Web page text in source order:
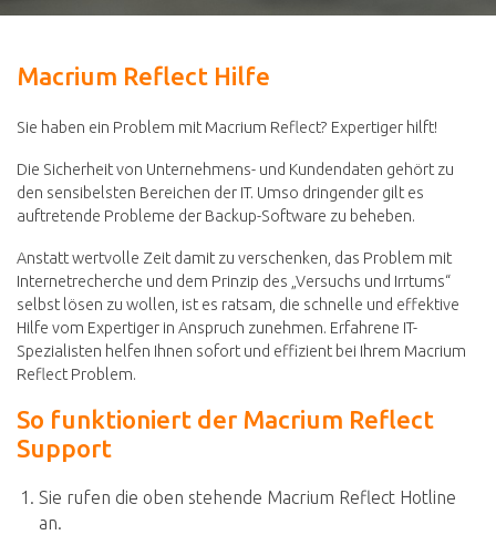
Macrium Reflect Hilfe
Sie haben ein Problem mit Macrium Reflect? Expertiger hilft!
Die Sicherheit von Unternehmens- und Kundendaten gehört zu
den sensibelsten Bereichen der IT. Umso dringender gilt es
auftretende Probleme der Backup-Software zu beheben.
Anstatt wertvolle Zeit damit zu verschenken, das Problem mit
Internetrecherche und dem Prinzip des „Versuchs und Irrtums“
selbst lösen zu wollen, ist es ratsam, die schnelle und effektive
Hilfe vom Expertiger in Anspruch zunehmen. Erfahrene IT-
Spezialisten helfen Ihnen sofort und effizient bei Ihrem Macrium
Reflect Problem.
So funktioniert der Macrium Reflect
Support
Sie rufen die oben stehende Macrium Reflect Hotline
an.